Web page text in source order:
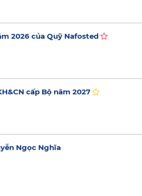
2026 của Quỹ Nafosted
cấp Bộ năm 2027
Ngọc Nghĩa